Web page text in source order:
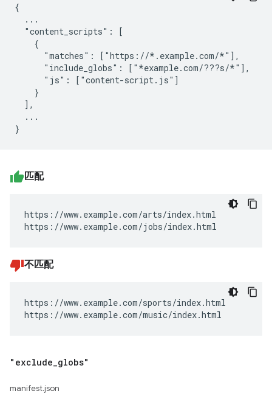
{
  ...
  "content_scripts": [
    {
      "matches": ["https://*.example.com/*"],
      "include_globs": ["*example.com/???s/*"],
      "js": ["content-script.js"]
    }
  ],
  ...
匹配
https://www.example.com/arts/index.html
https://www.example.com/jobs/index.html
不匹配
https://www.example.com/sports/index.html
https://www.example.com/music/index.html
"exclude globs"
manifest.json